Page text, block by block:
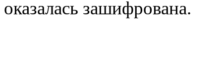
оказалась зашифрована.